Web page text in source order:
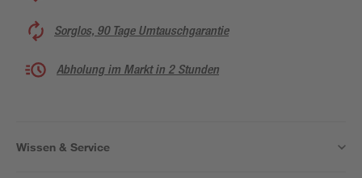
Sorglos, 90 Tage Umtauschgarantie
Abholung im Markt in 2 Stunden
Wissen & Service